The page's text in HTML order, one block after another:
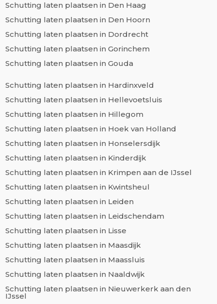
Schutting laten plaatsen in Den Haag
Schutting laten plaatsen in Den Hoorn
Schutting laten plaatsen in Dordrecht
Schutting laten plaatsen in Gorinchem
Schutting laten plaatsen in Gouda
Schutting laten plaatsen in Hardinxveld
Schutting laten plaatsen in Hellevoetsluis
Schutting laten plaatsen in Hillegom
Schutting laten plaatsen in Hoek van Holland
Schutting laten plaatsen in Honselersdijk
Schutting laten plaatsen in Kinderdijk
Schutting laten plaatsen in Krimpen aan de IJssel
Schutting laten plaatsen in Kwintsheul
Schutting laten plaatsen in Leiden
Schutting laten plaatsen in Leidschendam
Schutting laten plaatsen in Lisse
Schutting laten plaatsen in Maasdijk
Schutting laten plaatsen in Maassluis
Schutting laten plaatsen in Naaldwijk
Schutting laten plaatsen in Nieuwerkerk aan den
IJssel